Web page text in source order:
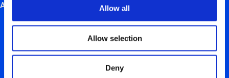
Allow all
Allow selection
Deny
Andere
Jobs